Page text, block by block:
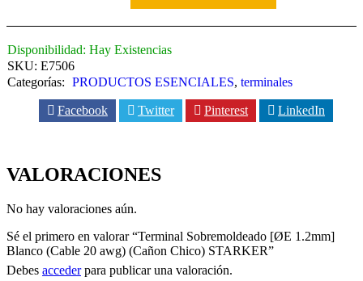
Disponibilidad: Hay Existencias
SKU: E7506
Categorías: PRODUCTOS ESENCIALES, terminales
Facebook Twitter Pinterest LinkedIn
VALORACIONES
No hay valoraciones aún.
Sé el primero en valorar “Terminal Sobremoldeado [ØE 1.2mm]
Blanco (Cable 20 awg) (Cañon Chico) STARKER”
Debes accederpara publicar una valoración.